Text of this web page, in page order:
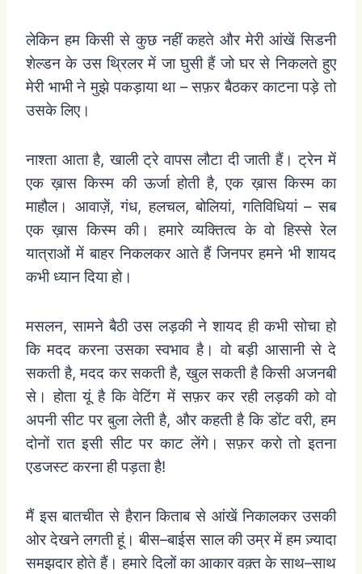
लेकिन हम किसी से कुछ नहीं कहते और मेरी आंखें सिडनी
शेल्डन के उस थ्रिलर में जा घुसी हैं जो घर से निकलते हुए
मेरी भाभी ने मुझे पकड़ाया था–सफ़र बैठकर काटना पड़े तो
उसके लिए।
नाश्ता आता है,खाली ट्रे वापस लौटा दी जाती हैं। ट्रेन में
एक ख़ास किस्म की ऊर्जा होती है,एक ख़ास किस्म का
माहौल। आवाज़ें,गंध,हलचल,बोलियां,गतिविधियां–सब
एक ख़ास किस्म की। हमारे व्यक्तित्व के वो हिस्से रेल
यात्राओं में बाहर निकलकर आते हैं जिनपर हमने भी शायद
कभी ध्यान दिया हो।
मसलन,सामने बैठी उस लड़की ने शायद ही कभी सोचा हो
कि मदद करना उसका स्वभाव है। वो बड़ी आसानी से दे
सकती है,मदद कर सकती है,खुल सकती है किसी अजनबी
से। होता यूं है कि वेटिंग में सफ़र कर रही लड़की को वो
अपनी सीट पर बुला लेती है, और कहती है कि डोंट वरी,हम
दोनों रात इसी सीट पर काट लेंगे। सफ़र करो तो इतना
एडजस्ट करना ही पड़ता है!
मैं इस बातचीत से हैरान किताब से आंखें निकालकर उसकी
ओर देखने लगती हूं। बीस–बाईस साल की उम्र में हम ज़्यादा
समझदार होते हैं। हमारे दिलों का आकार वक़्त के साथ–साथ